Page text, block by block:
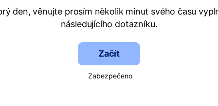
den, věnujte prosím několik minut svého času
následujícího dotazníku.
Začít
Zabezpečeno